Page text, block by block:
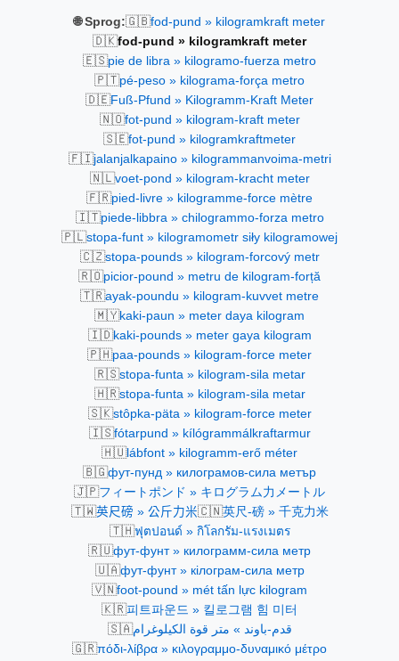
🌐 Sprog:🇬🇧fod-pund » kilogramkraft meter
🇩🇰fod-pund » kilogramkraft meter
🇪🇸pie de libra » kilogramo-fuerza metro
🇵🇹pé-peso » kilograma-força metro
🇩🇪Fuß-Pfund » Kilogramm-Kraft Meter
🇳🇴fot-pund » kilogram-kraft meter
🇸🇪fot-pund » kilogramkraftmeter
🇫🇮jalanjalkapaino » kilogrammanvoima-metri
🇳🇱voet-pond » kilogram-kracht meter
🇫🇷pied-livre » kilogramme-force mètre
🇮🇹piede-libbra » chilogrammo-forza metro
🇵🇱stopa-funt » kilogramometr siły kilogramowej
🇨🇿stopa-pounds » kilogram-forcový metr
🇷🇴picior-pound » metru de kilogram-forță
🇹🇷ayak-poundu » kilogram-kuvvet metre
🇲🇾kaki-paun » meter daya kilogram
🇮🇩kaki-pounds » meter gaya kilogram
🇵🇭paa-pounds » kilogram-force meter
🇷🇸stopa-funta » kilogram-sila metar
🇭🇷stopa-funta » kilogram-sila metar
🇸🇰stôpka-päta » kilogram-force meter
🇮🇸fótarpund » kílógrammálkraftarmur
🇭🇺lábfont » kilogramm-erő méter
🇧🇬фут-пунд » килограмов-сила метър
🇯🇵フィートポンド » キログラム力メートル
🇹🇼英尺磅 » 公斤力米🇨🇳英尺-磅 » 千克力米
🇹🇭ฟุตปอนด์ » กิโลกรัม-แรงเมตร
🇷🇺фут-фунт » килограмм-сила метр
🇺🇦фут-фунт » кілограм-сила метр
🇻🇳foot-pound » mét tấn lực kilogram
🇰🇷피트파운드 » 킬로그램 힘 미터
🇸🇦قدم-باوند » متر قوة الكيلوغرام
🇬🇷πόδι-λίβρα » κιλογραμμο-δυναμικό μέτρο